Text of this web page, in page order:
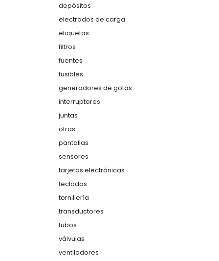
depósitos
electrodos de carga
etiquetas
filtros
fuentes
fusibles
generadores de gotas
interruptores
juntas
otras
pantallas
sensores
tarjetas electrónicas
teclados
tornillería
transductores
tubos
válvulas
ventiladores